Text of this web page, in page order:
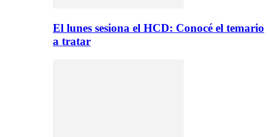
El lunes sesiona el HCD: Conocé el temario
a tratar